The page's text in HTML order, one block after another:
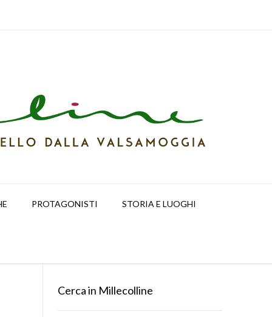
PROTAGONISTI STORIA E LUOGHI
Cerca in Millecolline